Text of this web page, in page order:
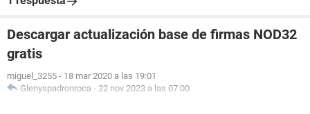
Descargar actualización base de firmas NOD32
gratis
miguel_3255 - 18 mar 2020 a las 19:01
Glenyspadronroca - 22 nov 2023 a las 07:00